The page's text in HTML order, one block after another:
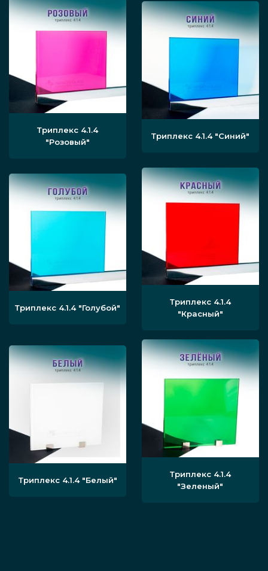
пескоструйным методом, либо при помощи
метода фотопечати. Различаться у
алюминиевых заградительных изделий для
офиса могут и виды стеклянных панелей —
варьируется толщина (обычно от 8 до 12 мм)
или тип — однослойный материал или
Предлагаем лучшие офисные перегородки,
выполненные из алюминия и закалённого
стекла, осуществляем все работы под ключ,
гарантируем высокое качество на каждом
этапе.
Этапы монтажа
Сначала специалист осуществляется
отведённого под перегородки.
Если там есть какие-то неровности, что
помешают установке, они
выравниваются, после чего
монтируются фиксирующие профили
и устанавливается каркас из
алюминия.
Триплекс 4.1.4
"Розовый"
Триплекс 4.1.4"Синий"
Триплекс 4.1.4"Голубой"
Триплекс 4.1.4
"Красный"
Триплекс 4.1.4"Белый"
Триплекс 4.1.4
"Зеленый"